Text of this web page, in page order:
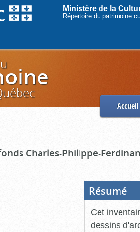
Ministère de la
Répertoire du patrimoine
Accueil
Charles-Philippe-
Résumé
Cet
dessins